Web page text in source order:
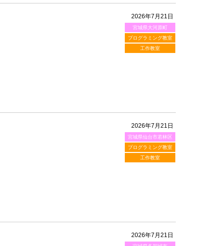
2026年7月21日
宮城県大河原町
プログラミング教室
工作教室
2026年7月21日
宮城県仙台市若林区
プログラミング教室
工作教室
2026年7月21日